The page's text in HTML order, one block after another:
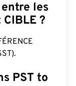
les
?
PST to